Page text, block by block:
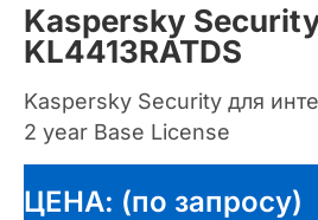
Kaspersky
KL4413RATDS
Kaspersky Security для
2 year Base License
ЦЕНА: (по запросу)